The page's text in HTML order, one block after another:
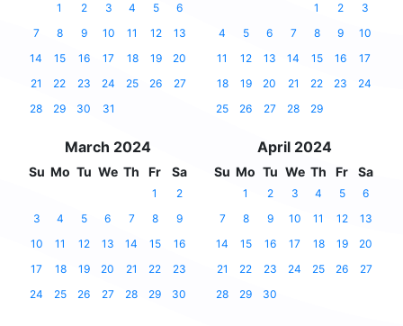
1 2 3 4 5
6
7
8 9 10 11 12
13
14
15 16 17 18 19
20
21
22 23 24 25 26
27
28
29 30 31
1 2
3
4
5 6 7 8 9
10
11
12 13 14 15 16
17
18
19 20 21 22 23
24
25
26 27 28 29
March 2024
Su Mo Tu We Th Fr Sa
1
2
3
4 5 6 7 8
9
10
11 12 13 14 15
16
17
18 19 20 21 22
23
24
25 26 27 28 29 30
April 2024
Su Mo Tu We Th Fr Sa
1 2 3 4 5
6
7
8 9 10 11 12
13
14
15 16 17 18 19
20
21
22 23 24 25 26
27
28
29 30